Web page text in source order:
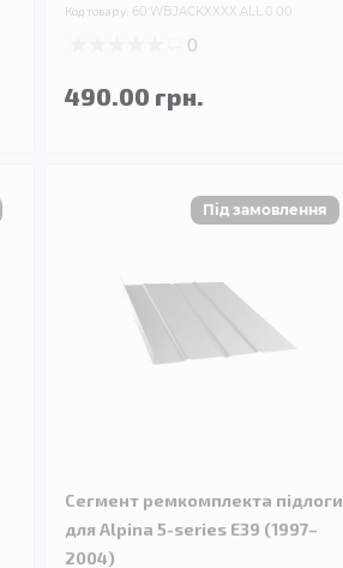
Код товару: 60.WBJACKXXXX.ALL.0.00
0
490.00 грн.
Сегмент ремкомплекта підлоги
для Alpina 5-series E39 (1997–
2004)